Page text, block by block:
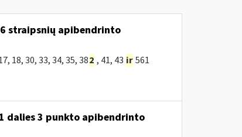
straipsnių apibendrinto
18, 30, 33, 34, 35, 382 , 41, 43 ir 561
dalies 3 punkto apibendrinto